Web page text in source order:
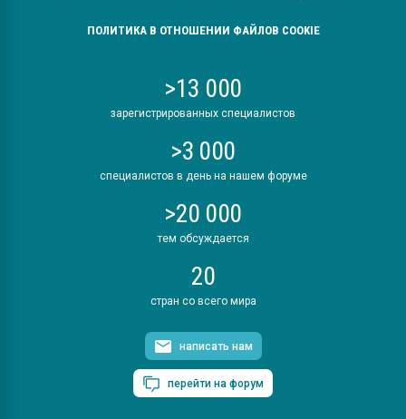
ПОЛИТИКА В ОТНОШЕНИИ ФАЙЛОВ COOKIE
>13 000
зарегистрированных специалистов
>3 000
специалистов в день на нашем форуме
>20 000
тем обсуждается
20
стран со всего мира
написать нам
перейти на форум